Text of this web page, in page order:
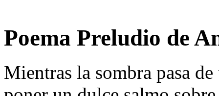
Poema Preludio de
Mientras la sombra pasa